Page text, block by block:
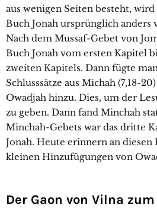
aus wenigen Seiten besteht,
Buch Jonah ursprünglich anders
Nach dem Mussaf-Gebet von
Buch Jonah vom ersten Kapitel
zweiten Kapitels. Dann fügte
Schlusssätze aus Michah (7,18-
Owadjah hinzu. Dies, um der
zu geben. Dann fand Minchah
Minchah-Gebets war das dritte
Jonah. Heute erinnern an diesen
kleinen Hinzufügungen von
Der Gaon von Vilna